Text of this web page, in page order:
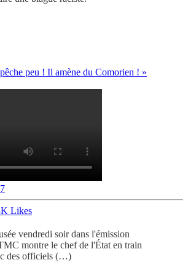
peu ! Il amène du Comorien ! »
Likes
vendredi soir dans l'émission
montre le chef de l'État en train
des officiels (…)